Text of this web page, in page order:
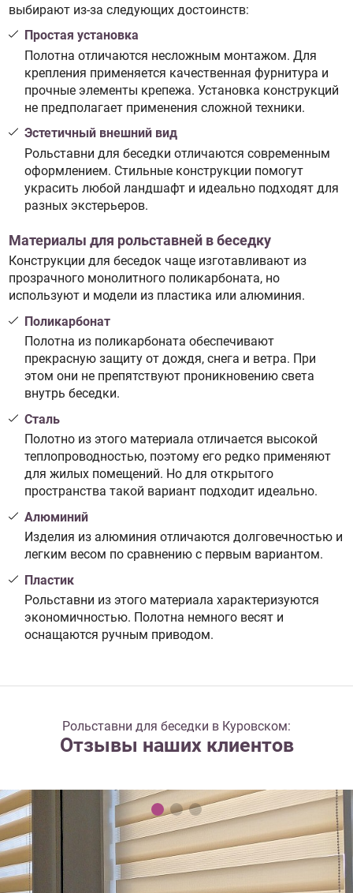
выбирают из-за следующих достоинств:
Простая установка
Полотна отличаются несложным монтажом. Для
крепления применяется качественная фурнитура и
прочные элементы крепежа. Установка конструкций
не предполагает применения сложной техники.
Эстетичный внешний вид
Рольставни для беседки отличаются современным
оформлением. Стильные конструкции помогут
украсить любой ландшафт и идеально подходят для
разных экстерьеров.
Материалы для рольставней в беседку
Конструкции для беседок чаще изготавливают из
прозрачного монолитного поликарбоната, но
используют и модели из пластика или алюминия.
Поликарбонат
Полотна из поликарбоната обеспечивают
прекрасную защиту от дождя, снега и ветра. При
этом они не препятствуют проникновению света
внутрь беседки.
Сталь
Полотно из этого материала отличается высокой
теплопроводностью, поэтому его редко применяют
для жилых помещений. Но для открытого
пространства такой вариант подходит идеально.
Алюминий
Изделия из алюминия отличаются долговечностью и
легким весом по сравнению с первым вариантом.
Пластик
Рольставни из этого материала характеризуются
экономичностью. Полотна немного весят и
оснащаются ручным приводом.
Рольставни для беседки в Куровском:
Отзывы наших клиентов